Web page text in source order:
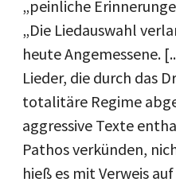
„peinliche
„Die Liedauswahl
heute Angemessene.
Lieder, die durch das
totalitäre Regime
aggressive Texte
Pathos verkünden,
hieß es mit Verweis